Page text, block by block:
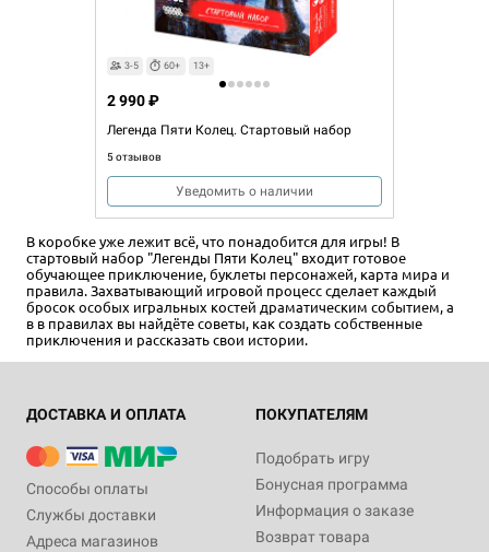
3-5 60+ 13+
Легенда Пяти Колец. Cтартовый набор
5 отзывов
2 990 ₽
Уведомить о наличии
В коробке уже лежит всё, что понадобится для игры! В
стартовый набор "Легенды Пяти Колец" входит готовое
обучающее приключение, буклеты персонажей, карта мира и
правила. Захватывающий игровой процесс сделает каждый
бросок особых игральных костей драматическим событием, а
в в правилах вы найдёте советы, как создать собственные
приключения и рассказать свои истории.
ДОСТАВКА И ОПЛАТА
Способы оплаты
Службы доставки
Адреса магазинов
ПОКУПАТЕЛЯМ
Подобрать игру
Бонусная программа
Информация о заказе
Возврат товара